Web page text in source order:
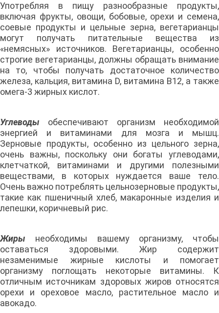
Употребляя в пищу разнообразные продукты,
включая фрукты, овощи, бобовые, орехи и семена,
соевые продукты и цельные зерна, вегетарианцы
могут получать питательные вещества из
«немясных» источников. Вегетарианцы, особенно
строгие вегетарианцы, должны обращать внимание
на то, чтобы получать достаточное количество
железа, кальция, витамина D, витамина B12, а также
омега-3 жирных кислот.
Углеводы обеспечивают организм необходимой
энергией и витаминами для мозга и мышц.
Зерновые продукты, особенно из цельного зерна,
очень важны, поскольку они богаты углеводами,
клетчаткой, витаминами и другими полезными
веществами, в которых нуждается ваше тело.
Очень важно потреблять цельнозерновые продукты,
такие как пшеничный хлеб, макаронные изделия и
лепешки, коричневый рис.
Жиры необходимы вашему организму, чтобы
оставаться здоровыми. Жир содержит
незаменимые жирные кислоты и помогает
организму поглощать некоторые витамины. К
отличным источникам здоровых жиров относятся
орехи и ореховое масло, растительное масло и
авокадо.